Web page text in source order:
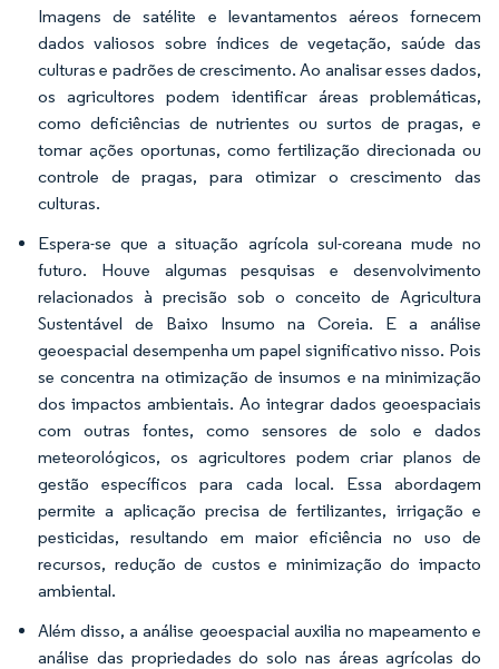
Imagens de satélite e levantamentos aéreos fornecem
dados valiosos sobre índices de vegetação, saúde das
culturas e padrões de crescimento. Ao analisar esses dados,
os agricultores podem identificar áreas problemáticas,
como deficiências de nutrientes ou surtos de pragas, e
tomar ações oportunas, como fertilização direcionada ou
controle de pragas, para otimizar o crescimento das
culturas.
Espera-se que a situação agrícola sul-coreana mude no
futuro. Houve algumas pesquisas e desenvolvimento
relacionados à precisão sob o conceito de Agricultura
Sustentável de Baixo Insumo na Coreia. E a análise
geoespacial desempenha um papel significativo nisso. Pois
se concentra na otimização de insumos e na minimização
dos impactos ambientais. Ao integrar dados geoespaciais
com outras fontes, como sensores de solo e dados
meteorológicos, os agricultores podem criar planos de
gestão específicos para cada local. Essa abordagem
permite a aplicação precisa de fertilizantes, irrigação e
pesticidas, resultando em maior eficiência no uso de
recursos, redução de custos e minimização do impacto
ambiental.
Além disso, a análise geoespacial auxilia no mapeamento e
análise das propriedades do solo nas áreas agrícolas do